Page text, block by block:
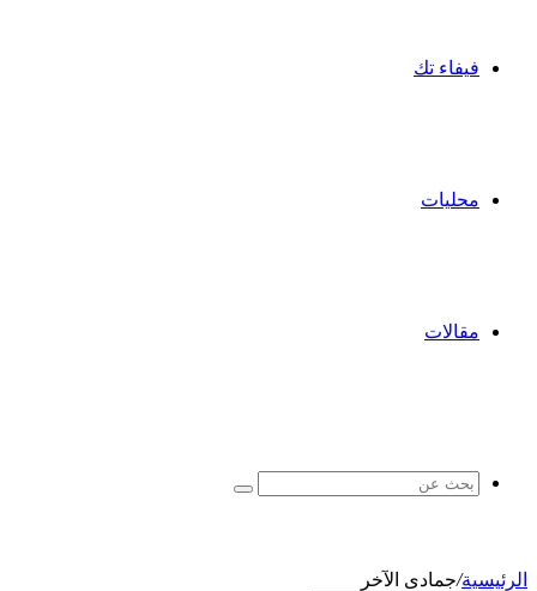
فيفاء تك
محليات
مقالات
بحث
الرئيسية/جمادى الآخر